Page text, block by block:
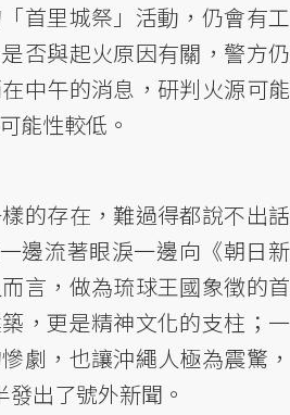
首里城祭」活動，仍會有工
否與起火原因有關，警方仍
中午的消息，研判火源可能
能性較低。
樣的存在，難過得都說不出話
邊流著眼淚一邊向《朝日新
言，做為琉球王國象徵的首
，更是精神文化的支柱；一
劇，也讓沖繩人極為震驚，
出了號外新聞。